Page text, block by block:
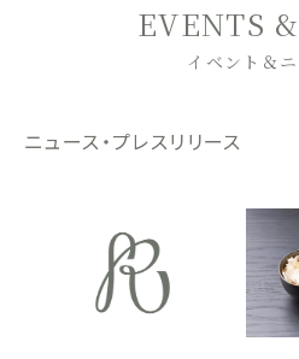
EVENTS
イベント＆
ニュース・プレスリリース